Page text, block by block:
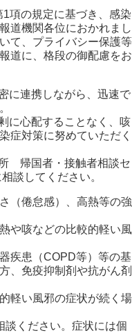
項の規定に基づき、感染
道機関各位におかれまし
て、プライバシー保護等
道に、格段の御配慮をお
に連携しながら、迅速で
に心配することなく、咳
症対策に努めていただく
帰国者・接触者相談セ
談してください。
（倦怠感）、高熱等の強
や咳などの比較的軽い風
疾患（COPD等）等の基
、免疫抑制剤や抗がん剤
軽い風邪の症状が続く場
談ください。症状には個